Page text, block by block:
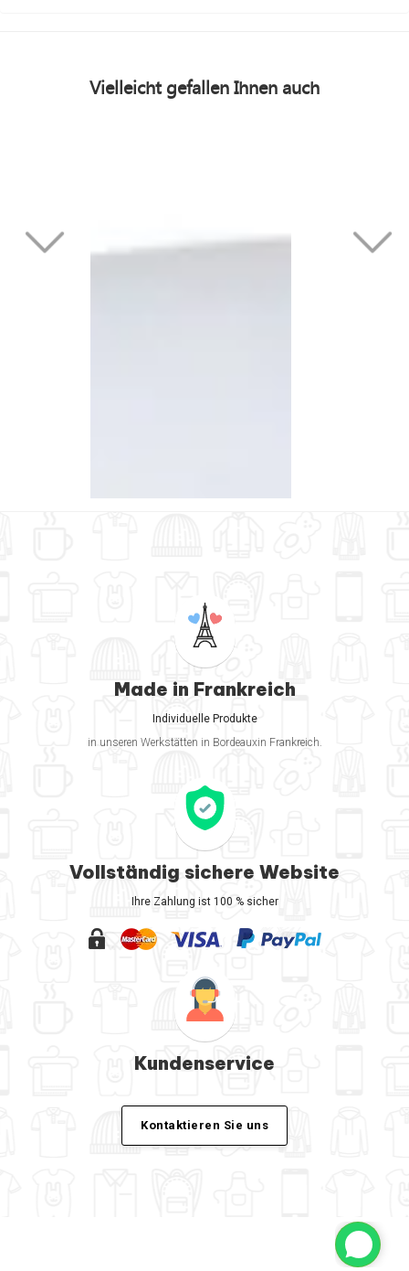
Vielleicht gefallen Ihnen auch
Made in Frankreich
Individuelle Produkte
in unseren Werkstätten in Bordeauxin Frankreich.
Vollständig sichere Website
Ihre Zahlung ist 100 % sicher
Kundenservice
Kontaktieren Sie uns